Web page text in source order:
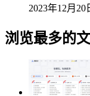
2023年12月20
浏览最多的